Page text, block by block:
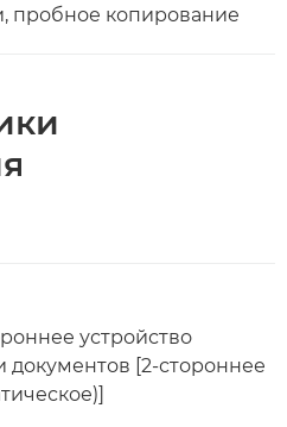
пробное копирование
устройство
документов [2-стороннее